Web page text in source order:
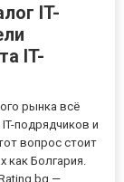
IT-
IT-
рынка всё
подрядчиков и
вопрос стоит
как Болгария.
—